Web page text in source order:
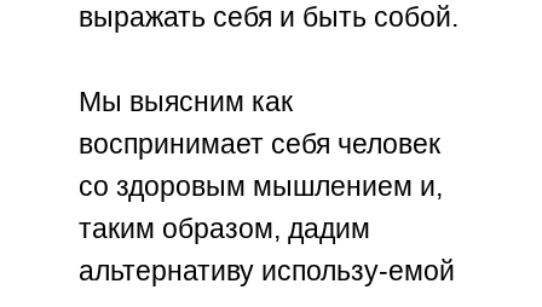
выражать себя и быть собой.
Мы выясним как
воспринимает себя человек
со здоровым мышлением и,
таким образом, дадим
альтернативу использу-емой